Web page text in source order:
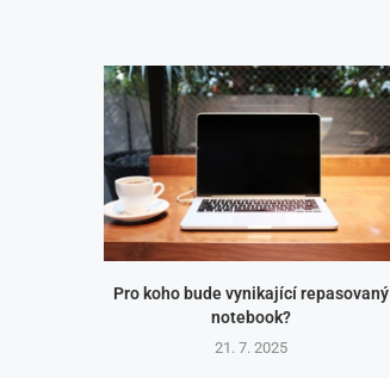
Pro koho bude vynikající repasovaný
notebook?
21. 7. 2025